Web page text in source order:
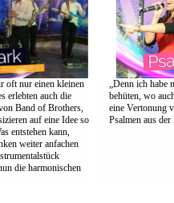
oft nur einen kleinen
erlebten auch die
Band of Brothers,
auf eine Idee so
entstehen kann,
weiter anfachen
die harmonischen
„Denn ich habe
behüten, wo
eine Vertonung
Psalmen aus